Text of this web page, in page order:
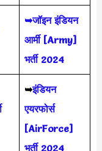
➥जॉइन इंडियन
आर्मी [Army]
भर्ती 2024
➥इंडियन
एयरफोर्स
[AirForce]
भर्ती 2024